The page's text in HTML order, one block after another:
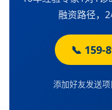
融资路径，2
📞 159-
添加好友发送